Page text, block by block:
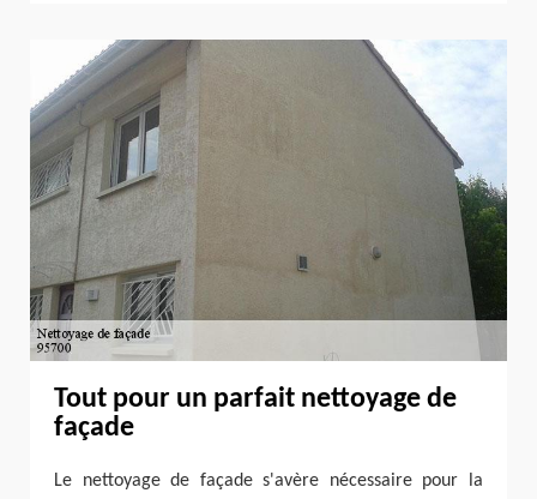
Tout pour un parfait nettoyage de
façade
Le nettoyage de façade s'avère nécessaire pour la